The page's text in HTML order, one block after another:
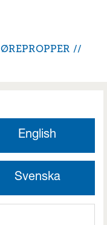
ØREPROPPER
English
Svenska